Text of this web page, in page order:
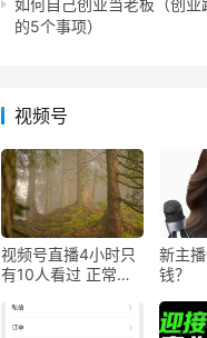
如何自己创业当老板（创业
的5个事项）
视频号
视频号直播4小时只
有10人看过 正常
新主
钱？